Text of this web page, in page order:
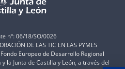
nº: 06/18/SO/0026
DE LAS TIC EN LAS PYMES
Europeo de Desarrollo Regional
la Junta de Castilla y León, a través del